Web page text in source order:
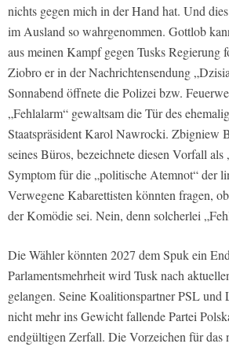
nichts gegen mich in der Hand hat. Und
im Ausland so wahrgenommen. Gottlob
aus meinen Kampf gegen Tusks Regierung
Ziobro er in der Nachrichtensendung
Sonnabend öffnete die Polizei bzw.
„Fehlalarm“ gewaltsam die Tür des
Staatspräsident Karol Nawrocki. Zbigniew
seines Büros, bezeichnete diesen Vorfall als
Symptom für die „politische Atemnot“ der
Verwegene Kabarettisten könnten fragen,
der Komödie sei. Nein, denn solcherlei
Die Wähler könnten 2027 dem Spuk ein
Parlamentsmehrheit wird Tusk nach
gelangen. Seine Koalitionspartner PSL und
nicht mehr ins Gewicht fallende Partei
endgültigen Zerfall. Die Vorzeichen für das